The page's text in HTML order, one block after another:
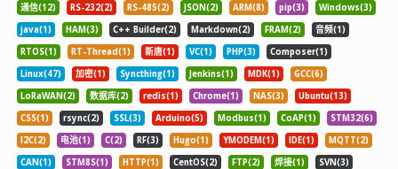
通信(12)
RS-232(2) RS-485(2) JSON(2) ARM(8) pip(3)
Windows(3)
java(1)
HAM(3) C++ Builder(2) Markdown(2) FRAM(2)
音频(1)
RTOS(1)
RT-Thread(1) 新唐(1) VC(1) PHP(3)
Composer(1)
Linux(47)
加密(1) Syncthing(1) Jenkins(1) MDK(1)
GCC(6)
LoRaWAN(2)
数据库(2) redis(1) Chrome(1) NAS(3)
Ubuntu(13)
CSS(1)
rsync(2) SSL(3) Arduino(5) Modbus(1) CoAP(1)
STM32(6)
I2C(2)
电池(1) C(2) RF(3) Hugo(1) YMODEM(1) IDE(1)
MQTT(2)
CAN(1)
STM8S(1) HTTP(1) CentOS(2) FTP(2) 焊接(1)
SVN(3)